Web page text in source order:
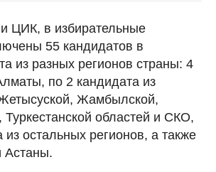
ЦИК, в избирательные
55 кандидатов в
из разных регионов страны: 4
по 2 кандидата из
Жамбылской,
областей и СКО,
из остальных регионов, а также
Астаны.